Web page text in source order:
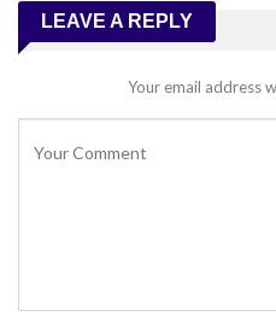
LEAVE A REPLY
Your email address